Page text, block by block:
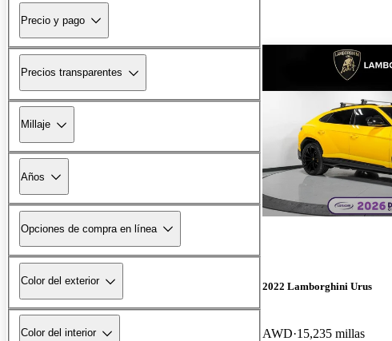
Precio y pago
Precios transparentes
Millaje
Años
Opciones de compra en línea
Color del exterior
Color del interior
2022 Lamborghini Urus
AWD 15,235 millas